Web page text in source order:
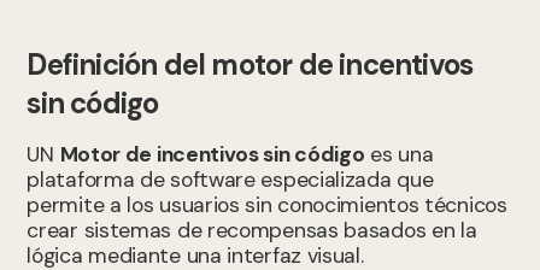
Definición del motor de incentivos
sin código
UN Motor de incentivos sin código es una
plataforma de software especializada que
permite a los usuarios sin conocimientos técnicos
crear sistemas de recompensas basados en la
lógica mediante una interfaz visual.